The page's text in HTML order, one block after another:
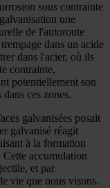
sous contrainte
une
de l'autoroute
dans un acide
dans l'acier, où ils
contrainte,
potentiellement son
ces zones.
galvanisées posait
galvanisé réagit
à la formation
accumulation
et par
vie que nous visons.